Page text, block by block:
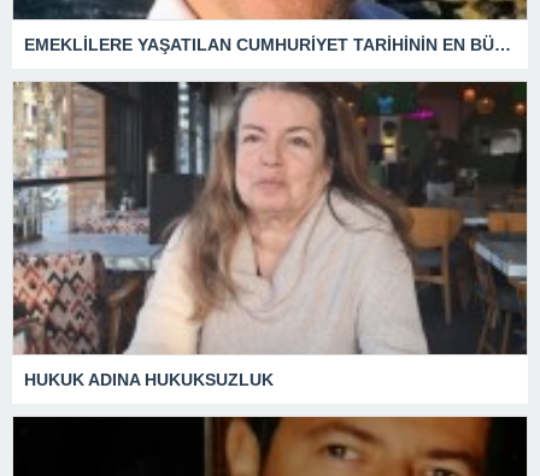
EMEKLİLERE YAŞATILAN CUMHURİYET TARİHİNİN EN BÜYÜK ZULMÜNÜN DERİN ANALİZİ !
HUKUK ADINA HUKUKSUZLUK